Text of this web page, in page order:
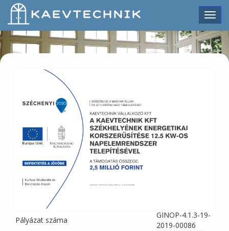
KAEV TECHNIK KFT
Pályázat száma
GINOP-4.1.3-19-
2019-00086